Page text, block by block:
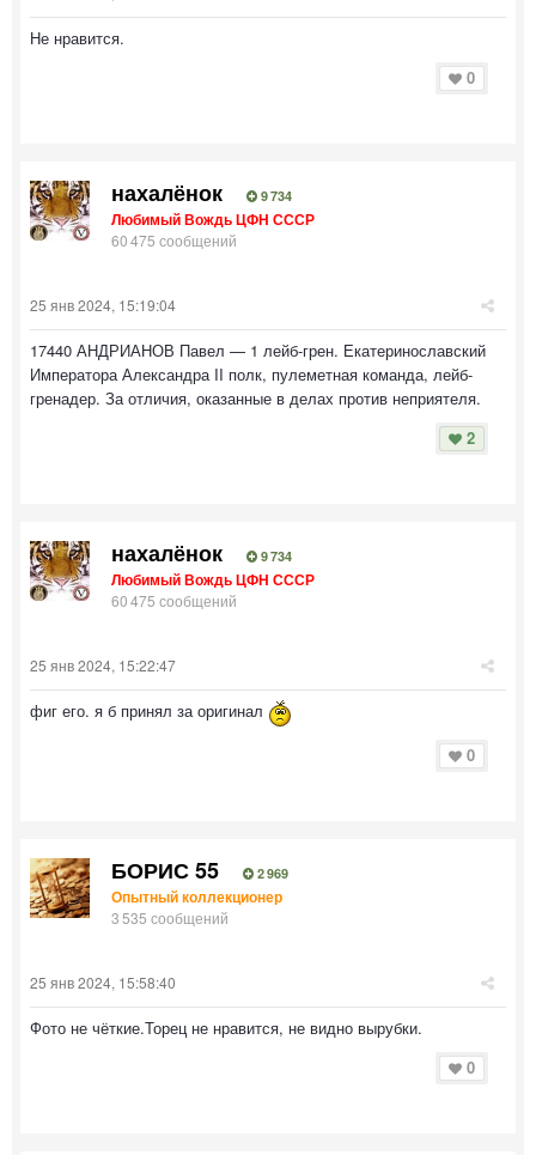
Не нравится.
0
нахалёнок 9 734
Любимый Вождь ЦФН СССР
60 475 сообщений
25 янв 2024, 15:19:04
17440 АНДРИАНОВ Павел — 1 лейб-грен. Екатеринославский
Императора Александра II полк, пулеметная команда, лейб-
гренадер. За отличия, оказанные в делах против неприятеля.
2
нахалёнок 9 734
Любимый Вождь ЦФН СССР
60 475 сообщений
25 янв 2024, 15:22:47
фиг его. я б принял за оригинал
0
БОРИС 55 2 969
Опытный коллекционер
3 535 сообщений
25 янв 2024, 15:58:40
Фото не чёткие.Торец не нравится, не видно вырубки.
0